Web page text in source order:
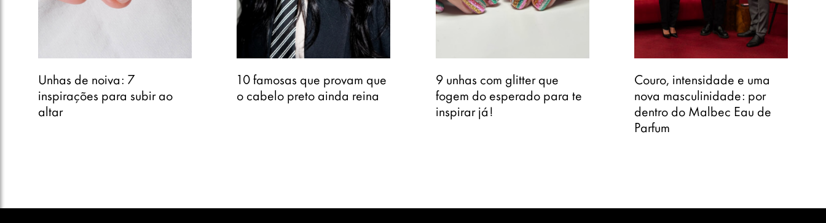
Unhas de noiva: 7
inspirações para subir ao
altar
10 famosas que provam que
o cabelo preto ainda reina
9 unhas com glitter que
fogem do esperado para te
inspirar já!
Couro, intensidade e uma
nova masculinidade: por
dentro do Malbec Eau de
Parfum